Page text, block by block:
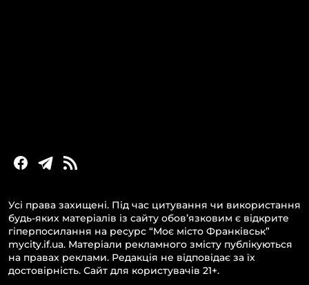
Усі права захищені. Під час цитування чи використання
будь-яких матеріалів із сайту обов’язковим є відкрите
гіперпосилання на ресурс “Моє місто Франківськ”
mycity.if.ua. Матеріали рекламного змісту публікуються
на правах реклами. Редакція не відповідає за їх
достовірність. Сайт для користувачів 21+.